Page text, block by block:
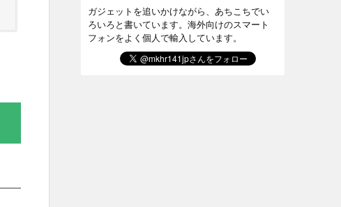
ガジェットを追いかけながら、あちこちでい
ろいろと書いています。海外向けのスマート
フォンをよく個人で輸入しています。